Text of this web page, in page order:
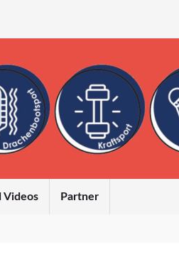
Videos Partner